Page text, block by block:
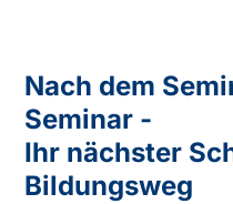
Nach dem
Seminar -
Ihr nächster
Bildungsweg